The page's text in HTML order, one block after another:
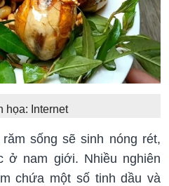
họa: Internet
sống sẽ sinh nóng rét,
ở nam giới. Nhiều nghiên
chứa một số tinh dầu và